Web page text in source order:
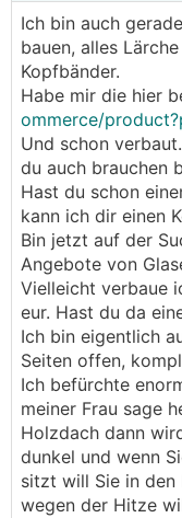
Ich bin auch
bauen, alles
Kopfbänder.
Habe mir die hier
ommerce/
Und schon
du auch brauchen
Hast du schon
kann ich dir einen
Bin jetzt auf der
Angebote von
Vielleicht verbaue
eur. Hast du da
Ich bin eigentlich
Seiten offen,
Ich befürchte
meiner Frau sage
Holzdach dann
dunkel und wenn
sitzt will Sie in den
wegen der Hitze